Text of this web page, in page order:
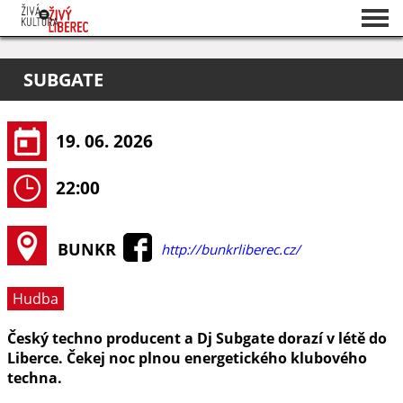
O projektu
Pořadatelé
SUBGATE
19. 06. 2026
22:00
BUNKR http://bunkrliberec.cz/
Hudba
Český techno producent a Dj Subgate dorazí v létě do
Liberce. Čekej noc plnou energetického klubového
techna.